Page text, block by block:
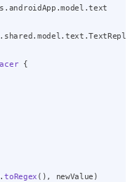
{
toRegex (), newValue)